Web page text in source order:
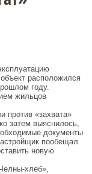
расположился
году.
жильцов
против «захвата»
затем выяснилось,
документы
пообещал
новую
хлеб»,